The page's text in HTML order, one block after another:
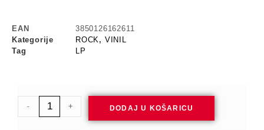
EAN
3850126162611
Kategorije
ROCK, VINIL
Tag
LP
- + DODAJ U KOŠARICU